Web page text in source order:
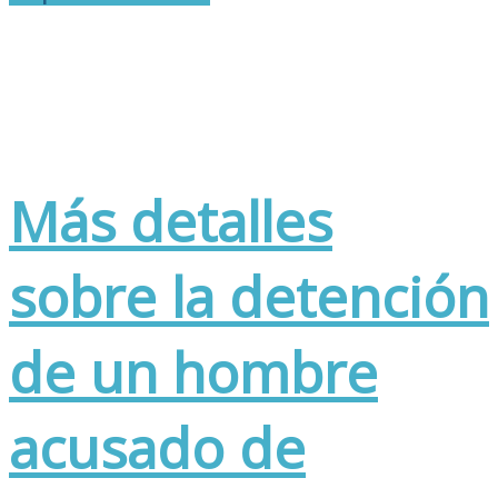
Más detalles
sobre la detención
de un hombre
acusado de